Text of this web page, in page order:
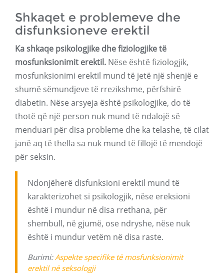
Shkaqet e problemeve dhe
disfunksioneve erektil
Ka shkaqe psikologjike dhe fiziologjike të
mosfunksionimit erektil. Nëse është fiziologjik,
mosfunksionimi erektil mund të jetë një shenjë e
shumë sëmundjeve të rrezikshme, përfshirë
diabetin. Nëse arsyeja është psikologjike, do të
thotë që një person nuk mund të ndalojë së
menduari për disa probleme dhe ka telashe, të cilat
janë aq të thella sa nuk mund të fillojë të mendojë
për seksin.
Ndonjëherë disfunksioni erektil mund të
karakterizohet si psikologjik, nëse ereksioni
është i mundur në disa rrethana, për
shembull, në gjumë, ose ndryshe, nëse nuk
është i mundur vetëm në disa raste.
Burimi:Aspekte specifike të mosfunksionimit
erektil në seksologji